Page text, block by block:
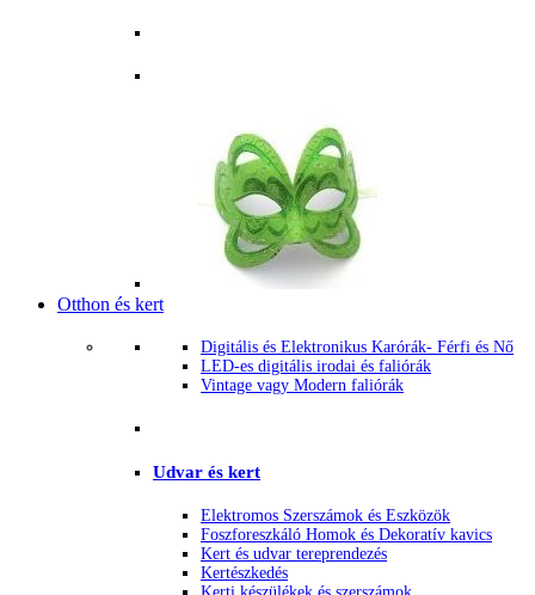
Otthon és kert
Digitális és Elektronikus Karórák- Férfi és Nő
LED-es digitális irodai és faliórák
Vintage vagy Modern faliórák
Udvar és kert
Elektromos Szerszámok és Eszközök
Foszforeszkáló Homok és Dekoratív kavics
Kert és udvar tereprendezés
Kertészkedés